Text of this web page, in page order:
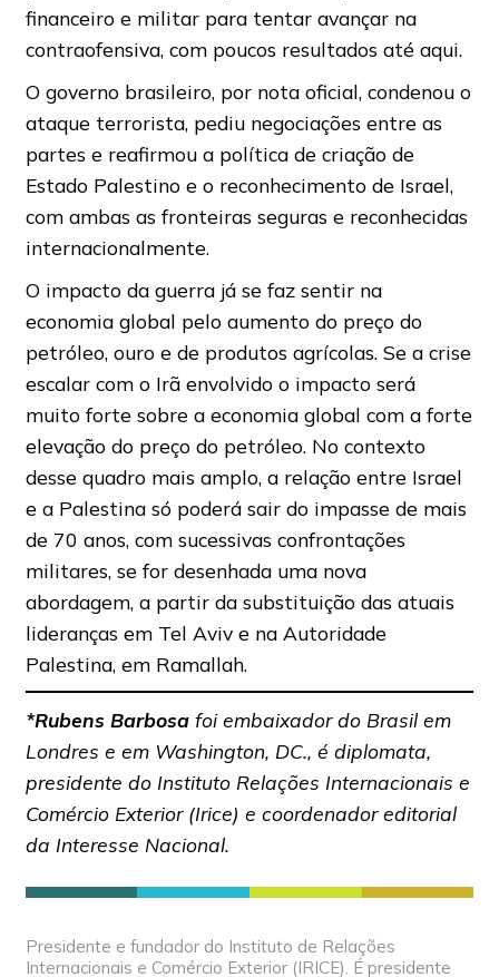
financeiro e militar para tentar avançar na
contraofensiva, com poucos resultados até aqui.
O governo brasileiro, por nota oficial, condenou o
ataque terrorista, pediu negociações entre as
partes e reafirmou a política de criação de
Estado Palestino e o reconhecimento de Israel,
com ambas as fronteiras seguras e reconhecidas
internacionalmente.
O impacto da guerra já se faz sentir na
economia global pelo aumento do preço do
petróleo, ouro e de produtos agrícolas. Se a crise
escalar com o Irã envolvido o impacto será
muito forte sobre a economia global com a forte
elevação do preço do petróleo. No contexto
desse quadro mais amplo, a relação entre Israel
e a Palestina só poderá sair do impasse de mais
de 70 anos, com sucessivas confrontações
militares, se for desenhada uma nova
abordagem, a partir da substituição das atuais
lideranças em Tel Aviv e na Autoridade
Palestina, em Ramallah.
*Rubens Barbosafoi embaixador do Brasil em
Londres e em Washington, DC., é diplomata,
presidente do Instituto Relações Internacionais e
Comércio Exterior (Irice) e coordenador editorial
da Interesse Nacional.
Presidente e fundador do Instituto de Relações
Internacionais e Comércio Exterior (IRICE). É presidente